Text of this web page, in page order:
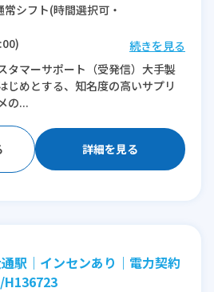
シフト(時間選択可・
続きを見る
タマーサポート（受発信）大手製
じめとする、知名度の高いサプリ
の...
詳細を見る
駅｜インセンあり｜電力契約
H136723